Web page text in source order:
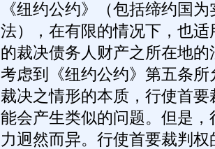
《纽约公约》（包括缔约国
法），在有限的情况下，也
的裁决债务人财产之所在地的
考虑到《纽约公约》第五条
裁决之情形的本质，行使首
能会产生类似的问题。但是
力迥然而异。行使首要裁判